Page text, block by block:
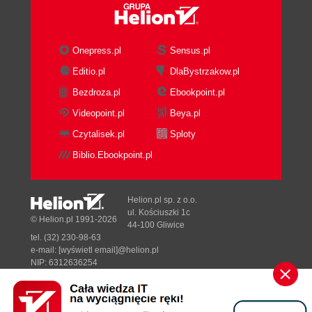
Kursor (73)
Ikona układu współrzędnych UCS (73)
Ekran tekstowy (73)
Jak komunikować się z programem (74)
Polecenia (74)
Wskazywanie punktów (75)
Wskazywanie obiektów (76)
Okna dialogowe (76)
Wybieranie elementów i sortowanie list (78)
Zamykanie okien dialogowych (79)
Przestrzeń AutoCAD-a (79)
Globalny Układ Współrzędnych - WCS (79)
Lokalny Układy Współrzędnych - UCS (80)
Współrzędne (81)
Współrzędne prostokątne (kartezjańskie) (81)
Współrzędne sferyczne (83)
Onepress.pl
Sensus.pl
Editio.pl
DlaBystrzakow.pl
Bezdroza.pl
Ebookpoint.pl
Videopoint.pl
Beya.pl
Czytalisek.pl
Sploty
Biblio.Ebookpoint.pl
Designed with ♥ byTonik.pl
© Helion.pl 1991-2026
Helion.pl sp. z o.o.
ul. Kościuszki 1c
44-100 Gliwice
tel. (32) 230-98-63
e-mail: [wyświetl email]@helion.pl
NIP: 6312636254